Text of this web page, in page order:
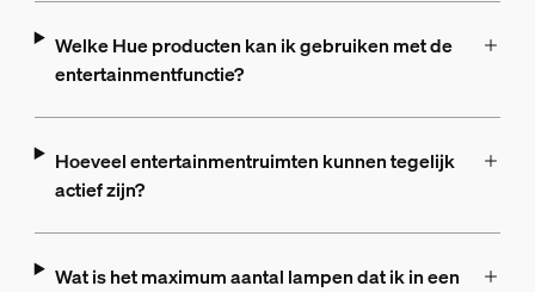
Welke Hue producten kan ik gebruiken met de
entertainmentfunctie?
Hoeveel entertainmentruimten kunnen tegelijk
actief zijn?
Wat is het maximum aantal lampen dat ik in een